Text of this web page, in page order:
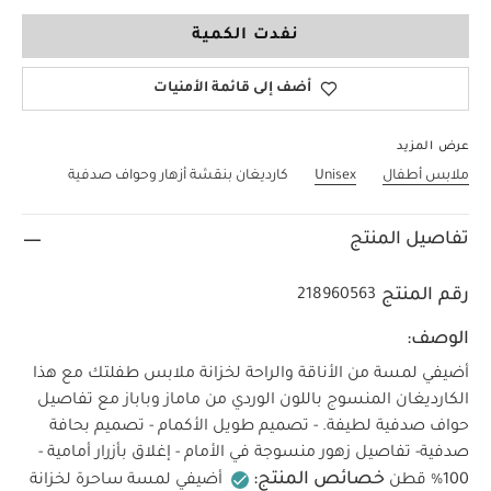
نفدت الكمية
أضف إلى قائمة الأمنيات
عرض المزيد
ملابس أطفال Unisex كارديغان بنقشة أزهار وحواف صدفية
تفاصيل المنتج
رقم المنتج 218960563
الوصف:
أضيفي لمسة من الأناقة والراحة لخزانة ملابس طفلتك مع هذا
الكارديغان المنسوج باللون الوردي من ماماز وباباز مع تفاصيل
حواف صدفية لطيفة. - تصميم طويل الأكمام - تصميم بحافة
صدفية- تفاصيل زهور منسوجة في الأمام - إغلاق بأزرار أمامية -
100% قطن
خصائص المنتج:
أضيفي لمسة ساحرة لخزانة